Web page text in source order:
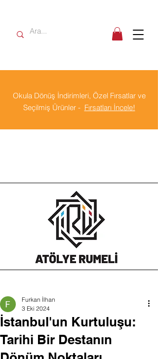
Okula Dönüş İndirimleri, Özel Fırsatlar ve
Seçilmiş Ürünler - Fırsatları İncele!
İstanbul'un Kurtuluşu:
Tarihi Bir Destanın
Furkan İlhan
3 Eki 2024